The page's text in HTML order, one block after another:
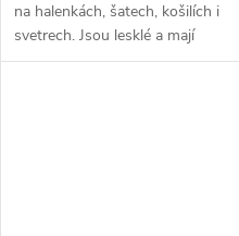
na halenkách, šatech, košilích i
svetrech. Jsou lesklé a mají
spodní přišívání. Velikost